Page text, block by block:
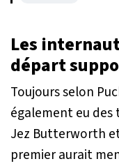
Les
départ
Toujours selon
également eu des
Jez Butterworth
premier aurait